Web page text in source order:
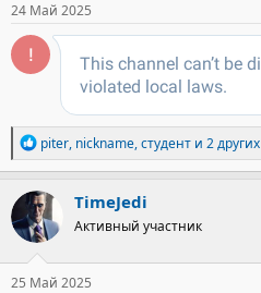
24 Май 2025
Р
е
а
к
ц
и
и
:
piter, nickname,студент и 2 других
TimeJedi
Активный участник
25 Май 2025